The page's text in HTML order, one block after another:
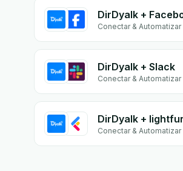
DirDyalk +
Conectar & Automatizar
DirDyalk + Slack
Conectar & Automatizar
DirDyalk +
Conectar & Automatizar